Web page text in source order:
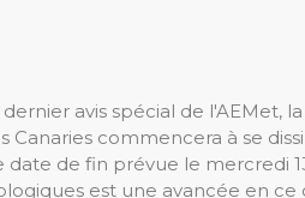
avis spécial de l'AEMet,
Canaries commencera à se
date de fin prévue le mercredi
est une avancée en